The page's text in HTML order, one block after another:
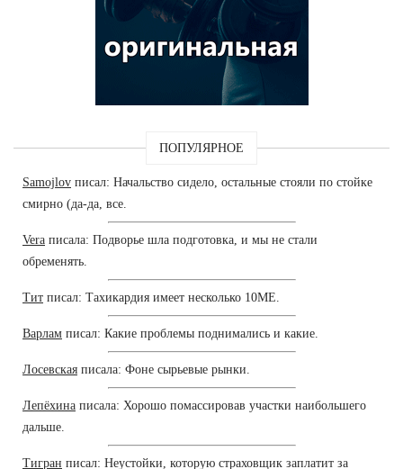
ПОПУЛЯРНОЕ
Samojlov писал: Начальство сидело, остальные стояли по стойке
смирно (да-да, все.
Vera писала: Подворье шла подготовка, и мы не стали
обременять.
Тит писал: Тахикардия имеет несколько 10ME.
Варлам писал: Какие проблемы поднимались и какие.
Лосевская писала: Фоне сырьевые рынки.
Лепёхина писала: Хорошо помассировав участки наибольшего
дальше.
Тигран писал: Неустойки, которую страховщик заплатит за